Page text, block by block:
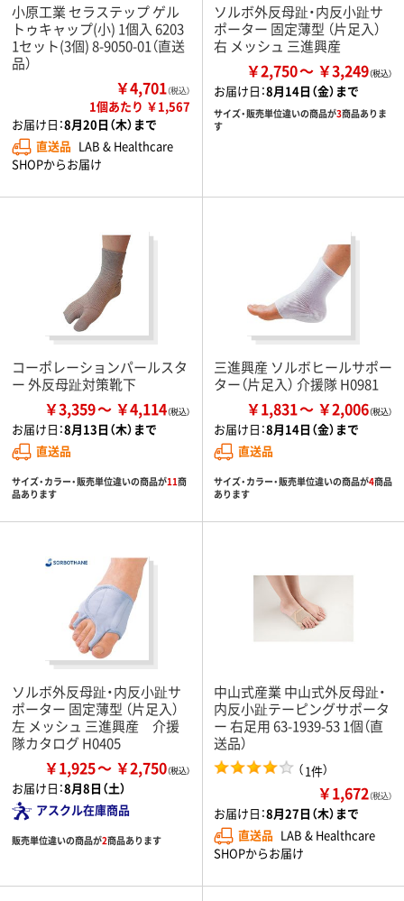
小原工業 セラステップ ゲル
トゥキャップ(小) 1個入 6203
1セット(3個) 8-9050-01（直送
品）
￥4,701（税込）
1個あたり ￥1,567
お届け日：8月20日（木）まで
直送品 LAB & Healthcare
SHOPからお届け
ソルボ外反母趾・内反小趾サ
ポーター 固定薄型 （片足入）
右 メッシュ 三進興産
￥2,750 ￥3,249
お届け日：8月14日（金）まで
サイズ・販売単位違いの商品が3商品ありま
す
コーポレーションパールスタ
ー 外反母趾対策靴下
￥3,359 ￥4,114
お届け日：8月13日（木）まで
直送品
サイズ・カラー・販売単位違いの商品が11商
品あります
三進興産 ソルボヒールサポー
ター（片足入） 介援隊 H0981
￥1,831 ￥2,006
お届け日：8月14日（金）まで
直送品
サイズ・カラー・販売単位違いの商品が4商品
あります
ソルボ外反母趾・内反小趾サ
ポーター 固定薄型 （片足入）
左 メッシュ 三進興産 介援
隊カタログ H0405
￥1,925 ￥2,750
お届け日：8月8日（土）
アスクル在庫商品
販売単位違いの商品が2商品あります
中山式産業 中山式外反母趾・
内反小趾テーピングサポータ
ー 右足用 63-1939-53 1個（直
送品）
（1件）
￥1,672（税込）
お届け日：8月27日（木）まで
直送品 LAB & Healthcare
SHOPからお届け